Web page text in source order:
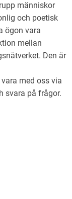
människor
och poetisk
ögon vara
mellan
Den är
med oss via
svara på frågor.